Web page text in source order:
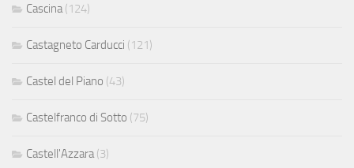
Cascina (124)
Castagneto Carducci (121)
Castel del Piano (43)
Castelfranco di Sotto (75)
Castell'Azzara (3)